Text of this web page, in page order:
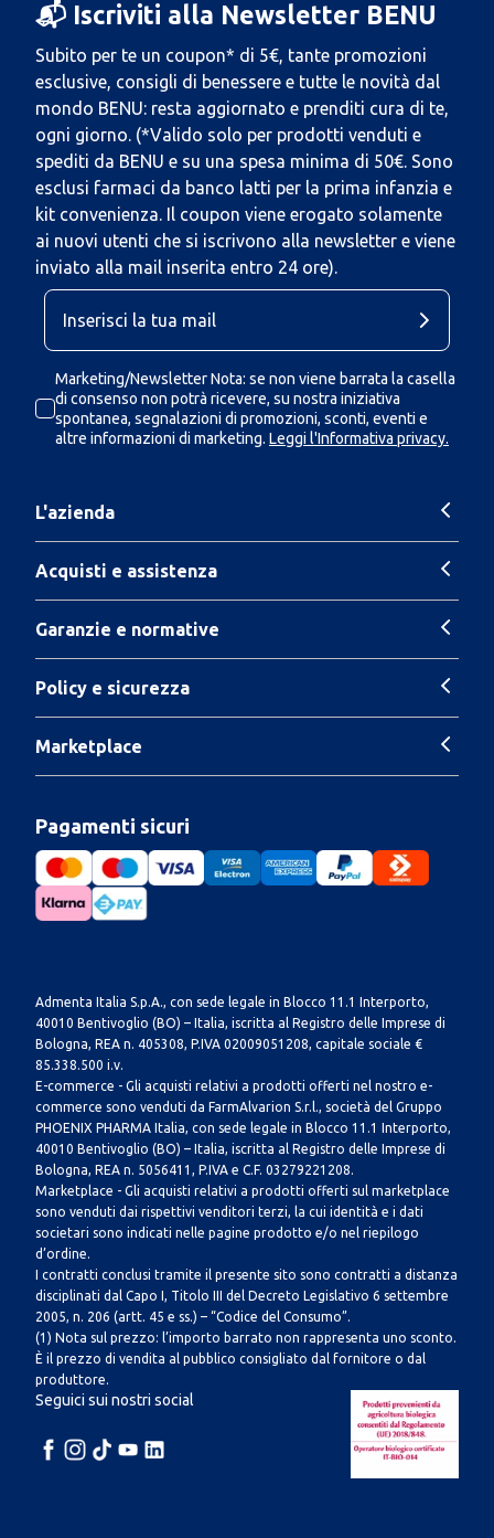
📬 Iscriviti alla Newsletter BENU
Subito per te un coupon* di 5€, tante promozioni
esclusive, consigli di benessere e tutte le novità dal
mondo BENU: resta aggiornato e prenditi cura di te,
ogni giorno. (*Valido solo per prodotti venduti e
spediti da BENU e su una spesa minima di 50€. Sono
esclusi farmaci da banco latti per la prima infanzia e
kit convenienza. Il coupon viene erogato solamente
ai nuovi utenti che si iscrivono alla newsletter e viene
inviato alla mail inserita entro 24 ore).
Marketing/Newsletter Nota: se non viene barrata la casella
di consenso non potrà ricevere, su nostra iniziativa
spontanea, segnalazioni di promozioni, sconti, eventi e
altre informazioni di marketing. Leggi l'Informativa privacy.
L'azienda
Acquisti e assistenza
Garanzie e normative
Policy e sicurezza
Marketplace
Pagamenti sicuri
Admenta Italia S.p.A., con sede legale in Blocco 11.1 Interporto,
40010 Bentivoglio (BO) – Italia, iscritta al Registro delle Imprese di
Bologna, REA n. 405308, P.IVA 02009051208, capitale sociale €
85.338.500 i.v.
E-commerce - Gli acquisti relativi a prodotti offerti nel nostro e-
commerce sono venduti da FarmAlvarion S.r.l., società del Gruppo
PHOENIX PHARMA Italia, con sede legale in Blocco 11.1 Interporto,
40010 Bentivoglio (BO) – Italia, iscritta al Registro delle Imprese di
Bologna, REA n. 5056411, P.IVA e C.F. 03279221208.
Marketplace - Gli acquisti relativi a prodotti offerti sul marketplace
sono venduti dai rispettivi venditori terzi, la cui identità e i dati
societari sono indicati nelle pagine prodotto e/o nel riepilogo
d’ordine.
I contratti conclusi tramite il presente sito sono contratti a distanza
disciplinati dal Capo I, Titolo III del Decreto Legislativo 6 settembre
2005, n. 206 (artt. 45 e ss.) – “Codice del Consumo”.
(1) Nota sul prezzo: l’importo barrato non rappresenta uno sconto.
È il prezzo di vendita al pubblico consigliato dal fornitore o dal
produttore.
Seguici sui nostri social